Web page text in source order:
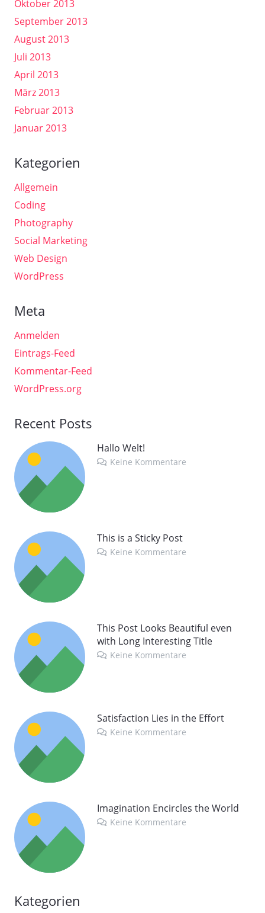
Oktober 2013
September 2013
August 2013
Juli 2013
April 2013
März 2013
Februar 2013
Januar 2013
Kategorien
Allgemein
Coding
Photography
Social Marketing
Web Design
WordPress
Meta
Anmelden
Eintrags-Feed
Kommentar-Feed
WordPress.org
Recent Posts
Hallo Welt!
Keine Kommentare
This is a Sticky Post
Keine Kommentare
This Post Looks Beautiful even
with Long Interesting Title
Keine Kommentare
Satisfaction Lies in the Effort
Keine Kommentare
Imagination Encircles the World
Keine Kommentare
Kategorien